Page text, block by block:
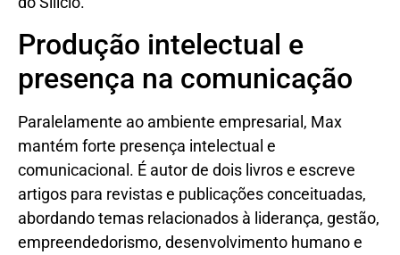
Produção intelectual e
presença na comunicação
Paralelamente ao ambiente empresarial, Max
mantém forte presença intelectual e
comunicacional. É autor de dois livros e escreve
artigos para revistas e publicações conceituadas,
abordando temas relacionados à liderança, gestão,
empreendedorismo, desenvolvimento humano e